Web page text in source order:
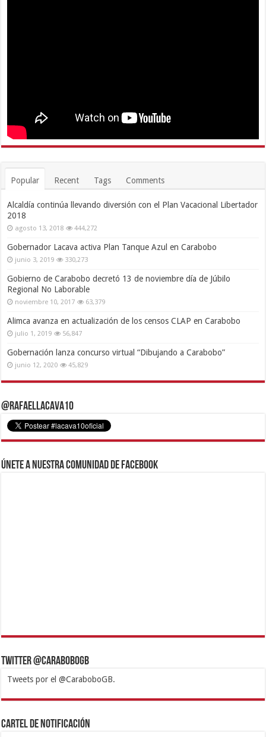
Popular Recent Tags Comments
Alcaldía continúa llevando diversión con el Plan Vacacional Libertador
2018
agosto 13, 2018 444,272
Gobernador Lacava activa Plan Tanque Azul en Carabobo
junio 3, 2019 330,273
Gobierno de Carabobo decretó 13 de noviembre día de Júbilo
Regional No Laborable
noviembre 10, 2017 63,379
Alimca avanza en actualización de los censos CLAP en Carabobo
julio 1, 2019 56,847
Gobernación lanza concurso virtual “Dibujando a Carabobo”
junio 12, 2020 45,829
@RafaelLacava10
Únete a nuestra comunidad de Facebook
Twitter @CaraboboGB
Tweets por el @CaraboboGB.
1xbetBetturkeyBetistKralbetSupertotobetTipobetMatadorbetMariobet
https://mvbcasino.com/
Cartel de Notificación